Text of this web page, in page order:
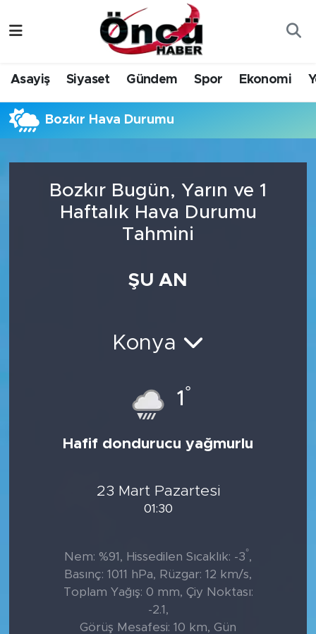
Asayiş Siyaset Gündem Spor Ekonomi
Bozkır Hava Durumu
Bozkır Bugün, Yarın ve 1
Haftalık Hava Durumu
Tahmini
ŞU AN
Konya
1 °
Hafif dondurucu yağmurlu
23 Mart Pazartesi
01:30
Nem: %91, Hissedilen Sıcaklık: -3°,
Basınç: 1011 hPa, Rüzgar: 12 km/s,
Toplam Yağış: 0 mm, Çiy Noktası:
-2.1,
Görüş Mesafesi: 10 km, Gün
Gündem
Sağlık & Çevre
Spor
Siyaset
Düzce Nöbetçi Eczaneler
Düzce Hava Durumu
Düzce Namaz Vakitleri
Düzce Trafik Yoğunluk Haritası
Süper Lig Puan Durumu ve Fikstür
Tüm Manşetler